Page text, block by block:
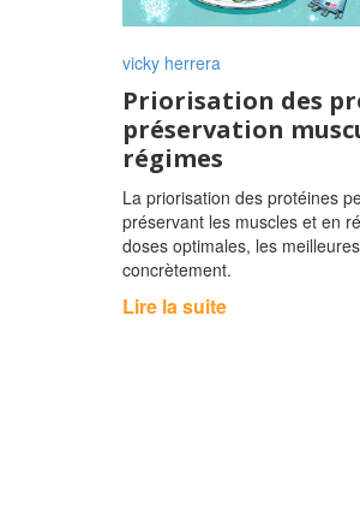
vicky herrera
Priorisation des
préservation
régimes
La priorisation des protéines
préservant les muscles et en
doses optimales, les
concrètement.
Lire la suite